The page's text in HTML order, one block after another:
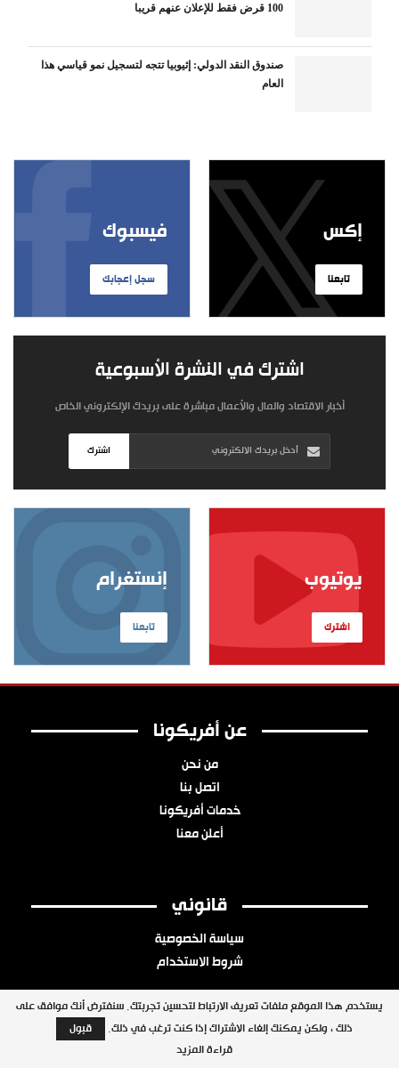
100 قرض فقط للإعلان عنهم قريبا
صندوق النقد الدولي: إثيوبيا تتجه لتسجيل نمو قياسي هذا
العام
فيسبوك
سجل إعجابك
إكس
تابعنا
اشترك في النشرة الأسبوعية
أخبار الاقتصاد والمال والأعمال مباشرة على بريدك الإلكتروني الخاص
اشترك
إنستغرام
تابعنا
يوتيوب
اشترك
عن أفريكونا
من نحن
اتصل بنا
خدمات أفريكونا
أعلن معنا
قانوني
سياسة الخصوصية
شروط الاستخدام
جميع الحقوق محفوظة © 2026 شبكة أفريكونا
يستخدم هذا الموقع ملفات تعريف الارتباط لتحسين تجربتك. سنفترض أنك موافق على
ذلك ، ولكن يمكنك إلغاء الاشتراك إذا كنت ترغب في ذلك.
قبول
قراءة المزيد